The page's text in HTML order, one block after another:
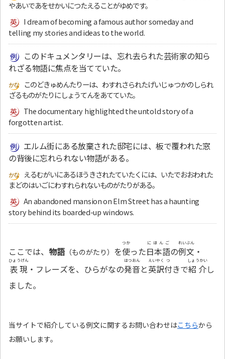
やあいであをせかいにつたえることがゆめです。
I dream of becoming a famous author someday and
telling my stories and ideas to the world.
このドキュメンタリーは、忘れ去られた芸術家の知ら
れざる物語に焦点を当てていた。
このどきゅめんたりーは、わすれさられたげいじゅつかのしられ
ざるものがたりにしょうてんをあてていた。
The documentary highlighted the untold story of a
forgotten artist.
エルム街にある放棄された邸宅には、板で覆われた窓
の背後に忘れられない物語がある。
えるむがいにあるほうきされたていたくには、いたでおおわれた
まどのはいごにわすれられないものがたりがある。
An abandoned mansion on Elm Street has a haunting
story behind its boarded-up windows.
ここでは、 物語（ものがたり） を使
つか
った日本語
にほんご
の例文
れいぶん
・
表現
ひょうげん
・フレーズを、ひらがなの発音
はつおん
と英訳
えいやく
付
つ
きで紹介
しょうかい
し
ました。
当サイトで紹介している例文に関するお問い合わせはこちらから
お願いします。